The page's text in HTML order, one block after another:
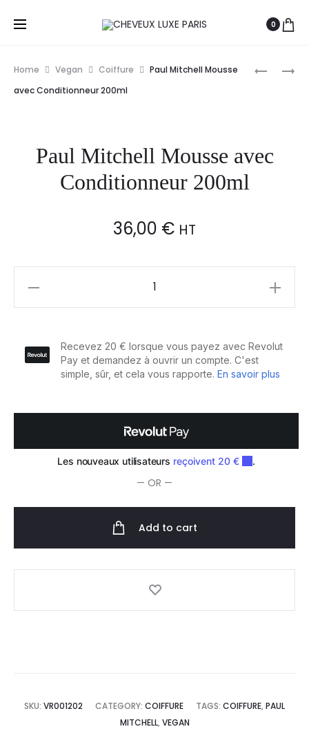
0
200ML
Home Vegan Coiffure
Paul Mitchell Mousse
avec Conditionneur 200ml
Paul Mitchell Mousse avec
Conditionneur 200ml
36,00 € HT
Conditionneur
— OR —
Add to cart
SKU: VR001202 CATEGORY: COIFFURE TAGS: COIFFURE, PAUL
MITCHELL, VEGAN